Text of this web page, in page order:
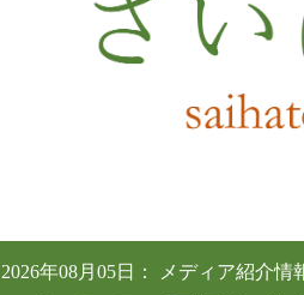
2026年08月05日： メディア紹介